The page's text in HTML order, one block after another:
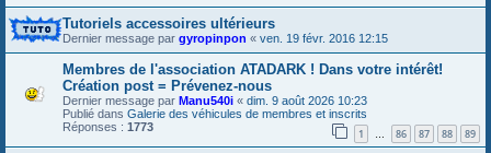
Tutoriels accessoires ultérieurs
Dernier message par gyropinpon « ven. 19 févr. 2016 12:15
Membres de l'association ATADARK ! Dans votre intérêt!
Création post = Prévenez-nous
Dernier message par Manu540i « dim. 9 août 2026 10:23
Publié dans Galerie des véhicules de membres et inscrits
Réponses : 1773 1 … 86 87 88 89